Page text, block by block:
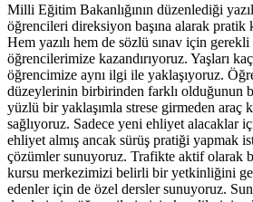
Milli Eğitim Bakanlığının düzenlediği
öğrencileri direksiyon başına alarak pratik
Hem yazılı hem de sözlü sınav için
öğrencilerimize kazandırıyoruz. Yaşları
öğrencimize aynı ilgi ile yaklaşıyoruz.
düzeylerinin birbirinden farklı olduğunun
yüzlü bir yaklaşımla strese girmeden araç
sağlıyoruz. Sadece yeni ehliyet alacaklar
ehliyet almış ancak sürüş pratiği yapmak
çözümler sunuyoruz. Trafikte aktif olarak
kursu merkezimizi belirli bir yetkinliğini
edenler için de özel dersler sunuyoruz.